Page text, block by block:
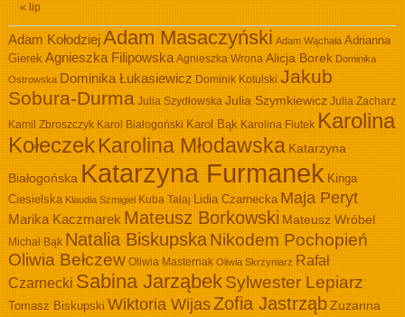
« lip
Adam KołodziejAdam Masaczyński Adam Wąchała Adrianna
Gierek Agnieszka Filipowska Agnieszka Wrona Alicja Borek Dominika
Ostrowska Dominika Łukasiewicz Dominik Kotulski Jakub
Sobura-Durma Julia Szydłowska Julia Szymkiewicz Julia Zacharz
Kamil Zbroszczyk Karol Białogoński Karol Bąk Karolina Fiutek Karolina
KołeczekKarolina Młodawska Katarzyna
Białogońska Katarzyna Furmanek Kinga
Ciesielska Klaudia Szmigiel Kuba Tałaj Lidia Czarnecka Maja Peryt
Marika Kaczmarek Mateusz Borkowski Mateusz Wróbel
Michał Bąk Natalia BiskupskaNikodem Pochopień
Oliwia Bełczew Oliwia Masternak Oliwia Skrzyniarz Rafał
Czarnecki Sabina JarząbekSylwester Lepiarz
Tomasz Biskupski Wiktoria WijasZofia JastrząbZuzanna